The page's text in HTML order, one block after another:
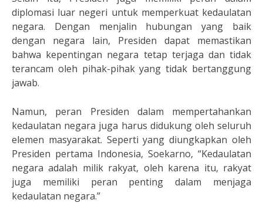
diplomasi luar negeri untuk memperkuat kedaulatan
negara. Dengan menjalin hubungan yang baik
dengan negara lain, Presiden dapat memastikan
bahwa kepentingan negara tetap terjaga dan tidak
terancam oleh pihak-pihak yang tidak bertanggung
jawab.
Namun, peran Presiden dalam mempertahankan
kedaulatan negara juga harus didukung oleh seluruh
elemen masyarakat. Seperti yang diungkapkan oleh
Presiden pertama Indonesia, Soekarno, “Kedaulatan
negara adalah milik rakyat, oleh karena itu, rakyat
juga memiliki peran penting dalam menjaga
kedaulatan negara.”